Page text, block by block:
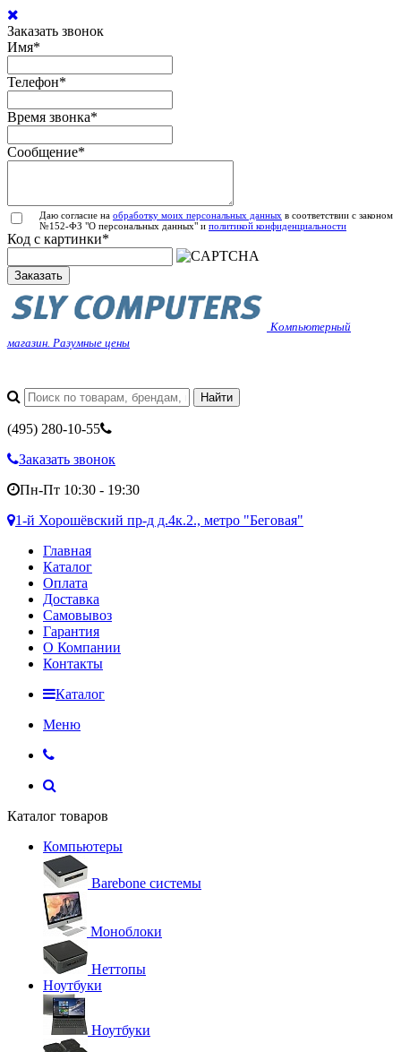
Заказать звонок
Имя*
Телефон*
Время звонка*
Сообщение*
Даю согласие на обработку моих персональных данных в соответствии с законом
№152-ФЗ "О персональных данных" и политикой конфиденциальности
Код с картинки*
Заказать
Компьютерный
магазин. Разумные цены
(495) 280-10-55
Заказать звонок
Пн-Пт 10:30 - 19:30
1-й Хорошёвский пр-д д.4к.2., метро "Беговая"
Главная
Каталог
Оплата
Доставка
Самовывоз
Гарантия
О Компании
Контакты
Каталог
Меню
Каталог товаров
Компьютеры
Barebone системы
Моноблоки
Неттопы
Ноутбуки
Ноутбуки